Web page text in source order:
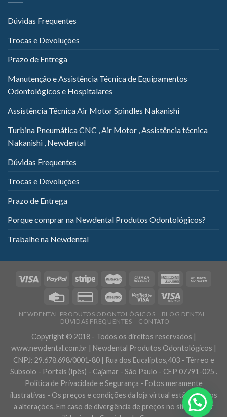
Dúvidas Frequentes
Trocas e Devoluções
Prazo de Entrega
Manutenção e Assistência Técnica de Equipamentos
Odontológicos e Hospitalares
Assistência Técnica Air Motor Spindles Nakanishi
Turbina Pneumática CNC , Air Motor , Assistência técnica
Nakanishi , Newdental
Dúvidas Frequentes
Trocas e Devoluções
Prazo de Entrega
Porque comprar na Newdental Produtos Odontológicos?
Trabalhe na Newdental
NEWDENTAL PRODUTOS ODONTOLÓGICOS
BLOG DENTAL
DÚVIDAS FREQUENTES
CONTATO
Copyright © 2018 - Todos os direitos reservados |
www.newdental.com.br | Newdental Produtos Odontológicos |
CNPJ: 29.678.698/0001-80 | Rua dos Eucaliptos,403 - Térreo e
Subsolo - Portais (Ipês) - Cajamar - São Paulo - CEP 07791-025 .
Política de Privacidade e Segurança - Fotos meramente
ilustrativas - Os preços e condições da loja virtual estão sujeitos
a alterações. Em caso de divergência de preços no site, o valor